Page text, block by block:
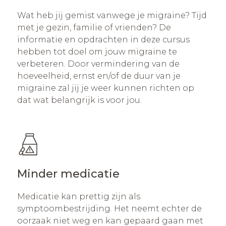
Wat heb jij gemist vanwege je migraine? Tijd
met je gezin, familie of vrienden? De
informatie en opdrachten in deze cursus
hebben tot doel om jouw migraine te
verbeteren. Door vermindering van de
hoeveelheid, ernst en/of de duur van je
migraine zal jij je weer kunnen richten op
dat wat belangrijk is voor jou.
Minder medicatie
Medicatie kan prettig zijn als
symptoombestrijding. Het neemt echter de
oorzaak niet weg en kan gepaard gaan met